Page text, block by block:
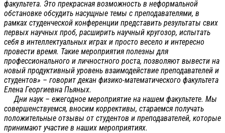
факультета. Это прекрасная возможность в неформальной
обстановке обсудить насущные темы с преподавателями, в
рамках студенческой конференции представить результаты свих
первых научных проб, расширить научный кругозор, испытать
себя в интеллектуальных играх и просто весело и интересно
провести время. Такие мероприятия полезны для
профессионального и личностного роста, позволяют вывести на
новый продуктивный уровень взаимодействие преподавателей и
студентов» – говорит декан физико-математического факультета
Елена Георгиевна Пьяных.
Дни наук – ежегодное мероприятие на нашем факультете. Мы
совершенствуемся, вносим коррективы, стараемся получать
положительные отзывы от студентов и преподавателей, которые
принимают участие в наших мероприятиях.